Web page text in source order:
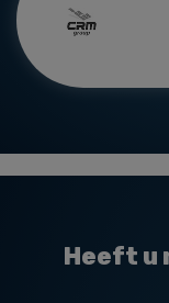
Heeft u